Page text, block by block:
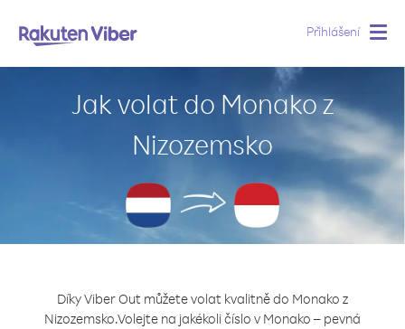
Přihlášení
Jak volat do Monako z
Nizozemsko
Díky Viber Out můžete volat kvalitně do Monako z
Nizozemsko.Volejte na jakékoli číslo v Monako – pevná